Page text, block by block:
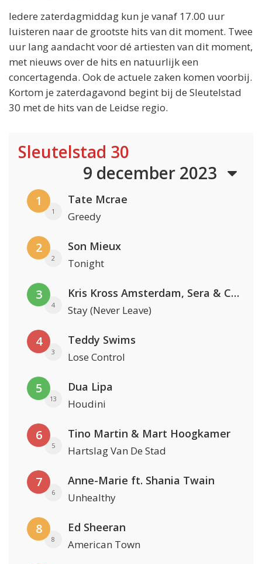
Iedere zaterdagmiddag kun je vanaf 17.00 uur
luisteren naar de grootste hits van dit moment. Twee
uur lang aandacht voor dé artiesten van dit moment,
met nieuws over de hits en natuurlijk een
concertagenda. Ook de actuele zaken komen voorbij.
Kortom je zaterdagavond begint bij de Sleutelstad
30 met de hits van de Leidse regio.
Sleutelstad 30
9 december 2023
1
1
Tate Mcrae
Greedy
2
2
Son Mieux
Tonight
3
4
Kris Kross Amsterdam, Sera & Conor Maynard
Stay (Never Leave)
4
3
Teddy Swims
Lose Control
5
13
Dua Lipa
Houdini
6
5
Tino Martin & Mart Hoogkamer
Hartslag Van De Stad
7
6
Anne-Marie ft. Shania Twain
Unhealthy
8
8
Ed Sheeran
American Town